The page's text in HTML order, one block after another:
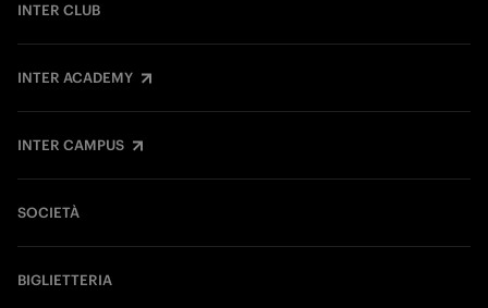
INTER CLUB
INTER ACADEMY
INTER CAMPUS
SOCIETÀ
BIGLIETTERIA